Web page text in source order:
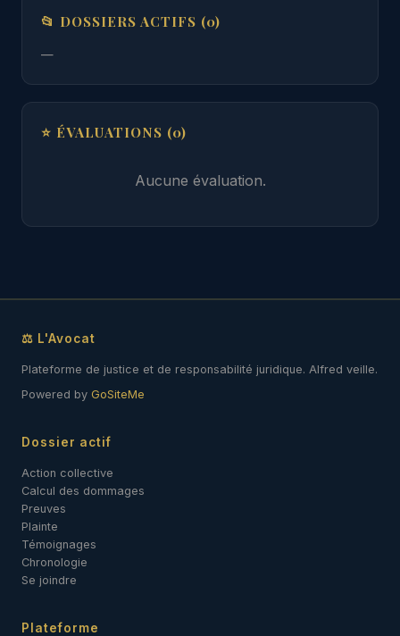
📂 DOSSIERS ACTIFS (0)
—
⭐ ÉVALUATIONS (0)
Aucune évaluation.
⚖ L'Avocat
Plateforme de justice et de responsabilité juridique. Alfred veille.
Powered by GoSiteMe
Dossier actif
Action collective
Calcul des dommages
Preuves
Plainte
Témoignages
Chronologie
Se joindre
Plateforme